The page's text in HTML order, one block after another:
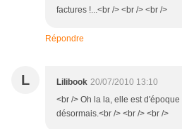
factures !...<br /> <br /> <br />
Répondre
L Lilibook 20/07/2010 13:10
<br /> Oh la la, elle est
désormais.<br /> <br /> <br />